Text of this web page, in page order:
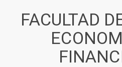
FACULTAD